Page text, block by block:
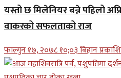
यस्तो छ मिलेनियर बन्ने पहिलो
वाकरको सफलताको राज
फाल्गुन १७, २०७८ १०;०३ बिहान